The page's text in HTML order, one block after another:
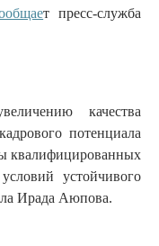
т пресс-служба
качества
потенциала
квалифицированных
устойчивого
Ирада Аюпова.